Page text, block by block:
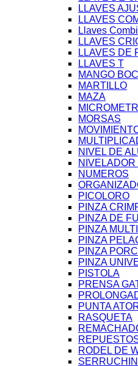
LLAVES
LLAVES
Llaves
LLAVES
LLAVES DE
LLAVES T
MANGO
MARTILLO
MAZA
MORSAS
NIVEL DE
NUMEROS
PICOLORO
PINZA
PINZA DE
PINZA
PINZA
PINZA
PINZA
PISTOLA
PRENSA
PUNTA
RASQUETA
RODEL DE
SERRUCHIN